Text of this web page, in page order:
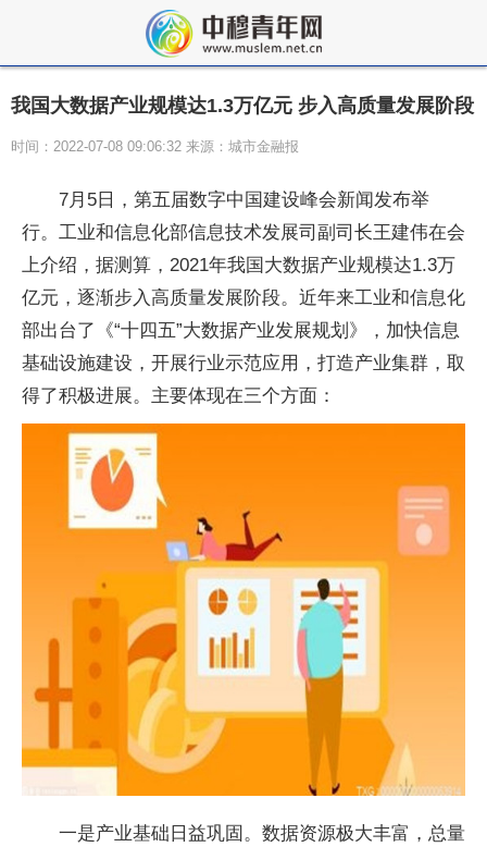
我国大数据产业规模达1.3万亿元 步入高质量发展阶段
时间：2022-07-08 09:06:32 来源：城市金融报
7月5日，第五届数字中国建设峰会新闻发布举
行。工业和信息化部信息技术发展司副司长王建伟在会
上介绍，据测算，2021年我国大数据产业规模达1.3万
亿元，逐渐步入高质量发展阶段。近年来工业和信息化
部出台了《“十四五”大数据产业发展规划》，加快信息
基础设施建设，开展行业示范应用，打造产业集群，取
得了积极进展。主要体现在三个方面：
一是产业基础日益巩固。数据资源极大丰富，总量